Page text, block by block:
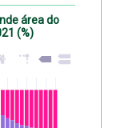
área do
(%)